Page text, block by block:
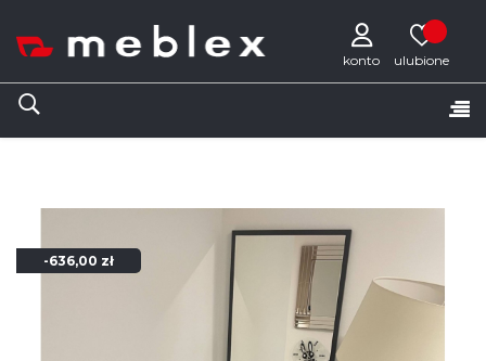
konto
☰
-636,00 zł